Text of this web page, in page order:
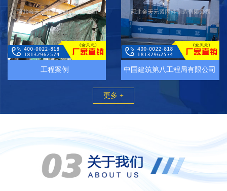
工程案例 中国建筑第八工程局有限公司
更多 +